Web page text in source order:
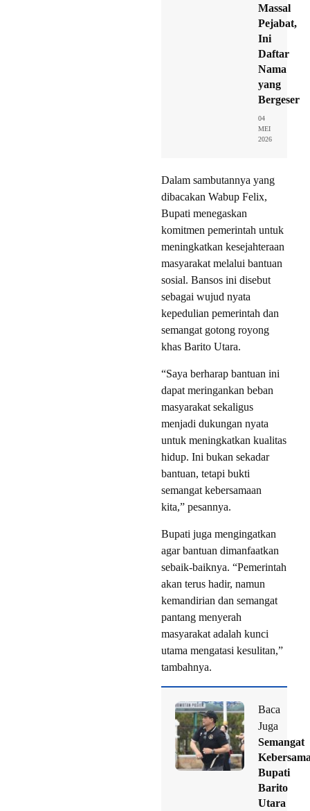
Massal
Pejabat,
Ini
Daftar
Nama
yang
Bergeser
04
MEI
2026
Dalam sambutannya yang
dibacakan Wabup Felix,
Bupati menegaskan
komitmen pemerintah untuk
meningkatkan kesejahteraan
masyarakat melalui bantuan
sosial. Bansos ini disebut
sebagai wujud nyata
kepedulian pemerintah dan
semangat gotong royong
khas Barito Utara.
“Saya berharap bantuan ini
dapat meringankan beban
masyarakat sekaligus
menjadi dukungan nyata
untuk meningkatkan kualitas
hidup. Ini bukan sekadar
bantuan, tetapi bukti
semangat kebersamaan
kita,” pesannya.
Bupati juga mengingatkan
agar bantuan dimanfaatkan
sebaik-baiknya. “Pemerintah
akan terus hadir, namun
kemandirian dan semangat
pantang menyerah
masyarakat adalah kunci
utama mengatasi kesulitan,”
tambahnya.
Baca
Juga
Semangat
Bupati
Barito
Utara